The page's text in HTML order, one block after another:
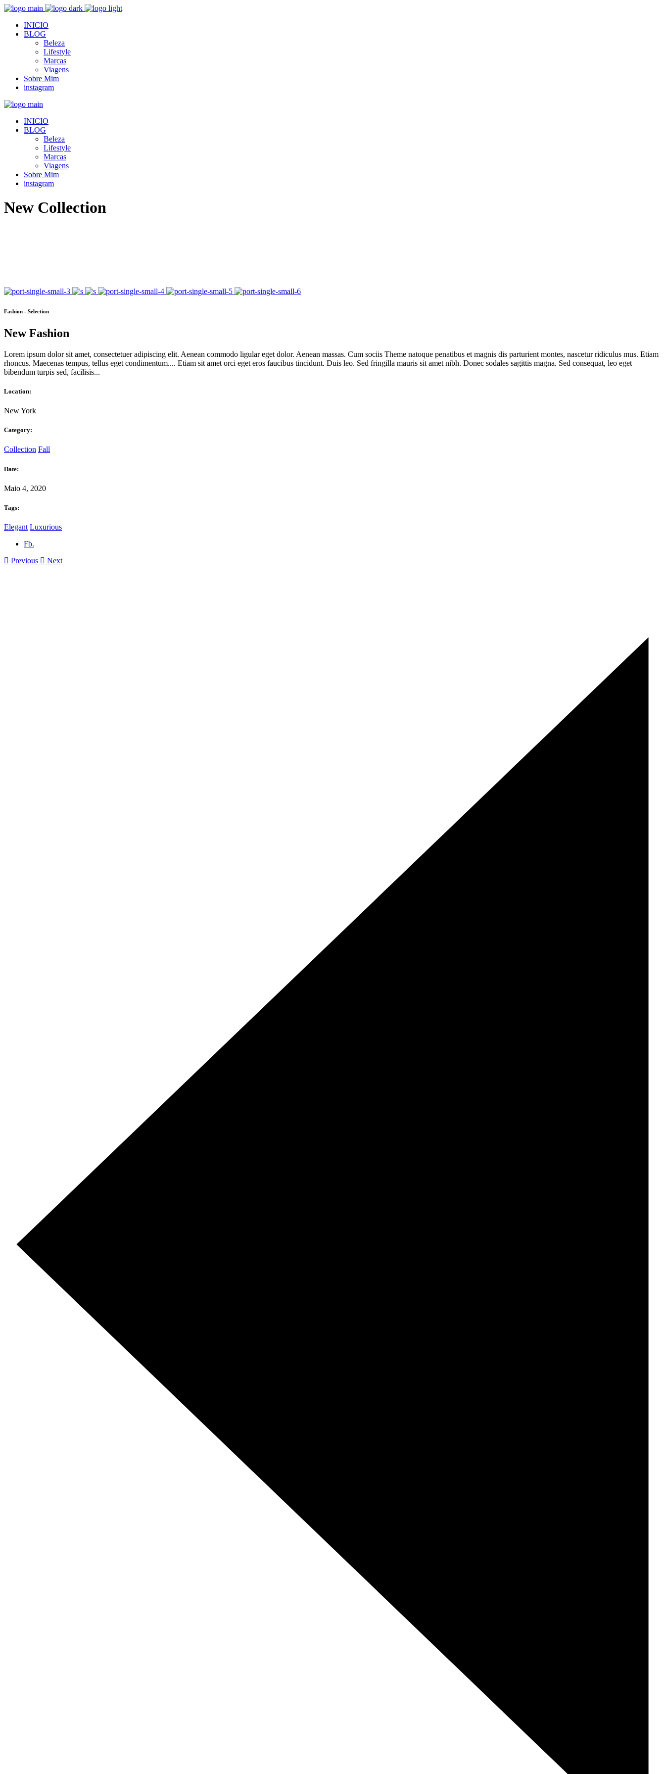
INICIO
BLOG
Beleza
Lifestyle
Marcas
Viagens
Sobre Mim
instagram
INICIO
BLOG
Beleza
Lifestyle
Marcas
Viagens
Sobre Mim
instagram
New Collection
Fashion - Selection
New Fashion
Lorem ipsum dolor sit amet, consectetuer adipiscing elit. Aenean commodo ligular eget dolor. Aenean massas. Cum sociis Theme natoque penatibus et magnis dis parturient montes, nascetur ridiculus mus. Etiam
rhoncus. Maecenas tempus, tellus eget condimentum.... Etiam sit amet orci eget eros faucibus tincidunt. Duis leo. Sed fringilla mauris sit amet nibh. Donec sodales sagittis magna. Sed consequat, leo eget
bibendum turpis sed, facilisis...
Location:
New York
Category:
Collection Fall
Date:
Maio 4, 2020
Tags:
Elegant Luxurious
Fb.
Previous
Next